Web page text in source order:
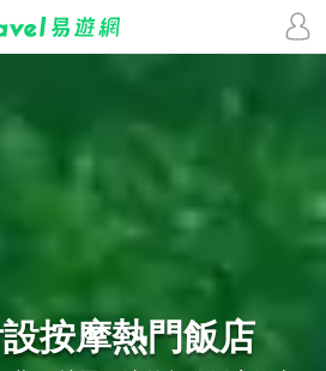
按摩熱門飯店